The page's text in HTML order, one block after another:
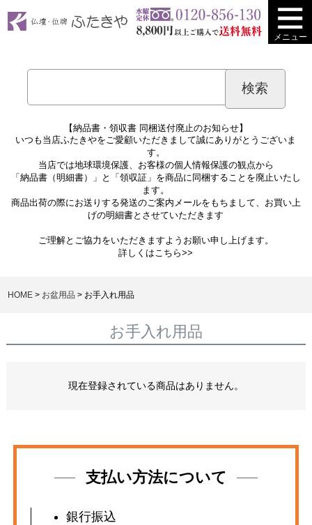
メニュー
【納品書・領収書 同梱送付廃止のお知らせ】
いつも当店ふたきやをご愛顧いただきまして誠にありがとうございま
す。
当店では地球環境保護、お客様の個人情報保護の観点から
「納品書（明細書）」と「領収証」を商品に同梱することを廃止いたし
ます。
商品出荷の際にお送りする発送のご案内メールをもちまして、お買い上
げの明細書とさせていただきます
ご理解とご協力をいただきますようお願い申し上げます。
詳しくはこちら>>
HOME お盆用品 お手入れ用品
お手入れ用品
現在登録されている商品はありません。
支払い方法について
銀行振込